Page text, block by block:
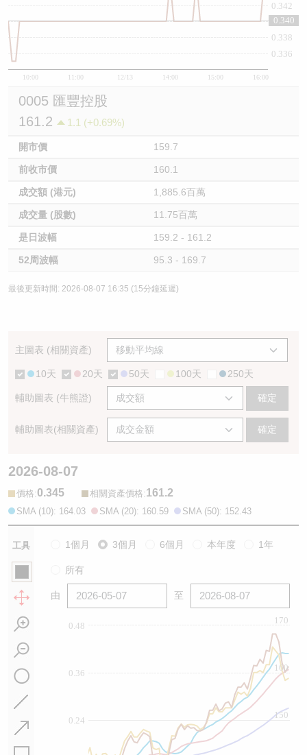
10:00 11:00 12/13 14:00 15:00 16:00
0.336
0.338
0.34
0.342
0.340
0005 匯豐控股
161.2
1.1 (+0.69%)
開市價 159.7
前收市價 160.1
成交額 (港元) 1,885.6百萬
成交量 (股數) 11.75百萬
是日波幅 159.2 - 161.2
52周波幅 95.3 - 169.7
最後更新時間: 2026-08-07 16:35 (15分鐘延遲)
主圖表 (相關資產)
10天 20天 50天 100天 250天
輔助圖表 (牛熊證) 確定
輔助圖表(相關資產) 確定
2026-08-07
價格:0.345 相關資產價格:161.2
SMA (10): 164.03 SMA (20): 160.59 SMA (50): 152.43
工具 1個月 3個月 6個月 本年度 1年
所有
由 至
0.24
0.36
0.48
150
160
170